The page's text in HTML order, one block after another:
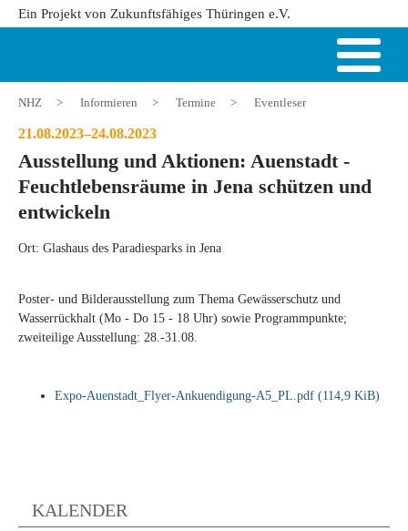
Ein Projekt von Zukunftsfähiges Thüringen e.V.
NHZ > Informieren > Termine > Eventleser
21.08.2023–24.08.2023
Ausstellung und Aktionen: Auenstadt -
Feuchtlebensräume in Jena schützen und
entwickeln
Ort: Glashaus des Paradiesparks in Jena
Poster- und Bilderausstellung zum Thema Gewässerschutz und
Wasserrückhalt (Mo - Do 15 - 18 Uhr) sowie Programmpunkte;
zweiteilige Ausstellung: 28.-31.08.
Expo-Auenstadt_Flyer-Ankuendigung-A5_PL.pdf (114,9 KiB)
KALENDER